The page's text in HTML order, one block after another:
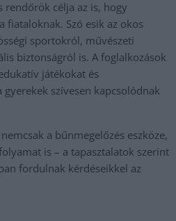
rendőrök célja az is, hogy
fiataloknak. Szó esik az okos
sportokról, művészeti
biztonságról is. A foglalkozások
játékokat és
szívesen kapcsolódnak
a bűnmegelőzés eszköze,
is – a tapasztalatok szerint
fordulnak kérdéseikkel az